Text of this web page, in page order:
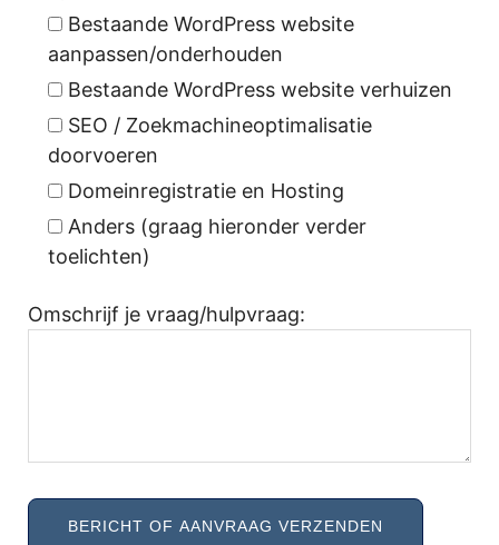
Bestaande WordPress website
aanpassen/onderhouden
Bestaande WordPress website verhuizen
SEO / Zoekmachineoptimalisatie
doorvoeren
Domeinregistratie en Hosting
Anders (graag hieronder verder
toelichten)
Omschrijf je vraag/hulpvraag: